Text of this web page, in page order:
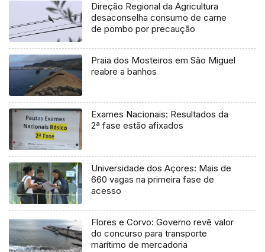
Direção Regional da Agricultura
desaconselha consumo de carne
de pombo por precaução
Praia dos Mosteiros em São Miguel
reabre a banhos
Exames Nacionais: Resultados da
2ª fase estão afixados
Universidade dos Açores: Mais de
660 vagas na primeira fase de
acesso
Flores e Corvo: Governo revê valor
do concurso para transporte
marítimo de mercadoria